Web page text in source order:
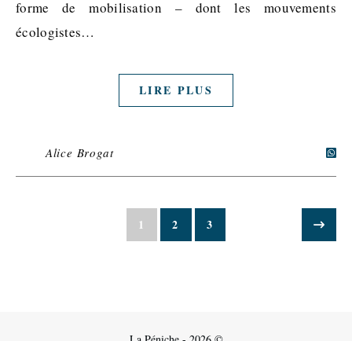
forme de mobilisation – dont les mouvements
écologistes…
LIRE PLUS
Alice Brogat
1 2 3